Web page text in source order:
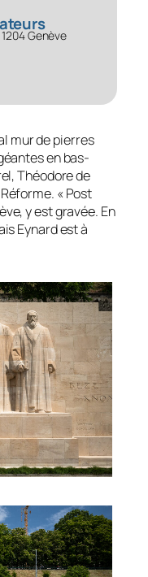
Genève
mur de pierres
en bas-
Théodore de
« Post
y est gravée. En
Eynard est à